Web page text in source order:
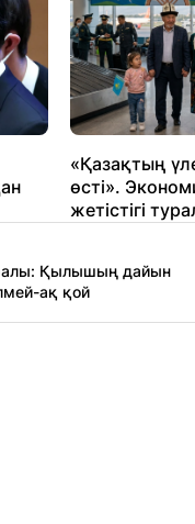
«Қазақтың
өсті».
жетістігі
Қылышың дайын
ақ қой